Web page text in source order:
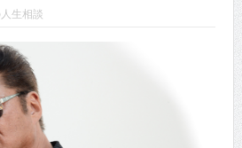
号
号
生相談